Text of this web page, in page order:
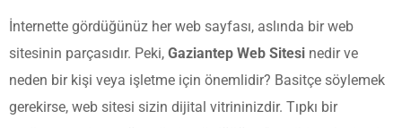
İnternette gördüğünüz her web sayfası, aslında bir web
sitesinin parçasıdır. Peki, Gaziantep Web Sitesi nedir ve
neden bir kişi veya işletme için önemlidir? Basitçe söylemek
gerekirse, web sitesi sizin dijital vitrininizdir. Tıpkı bir